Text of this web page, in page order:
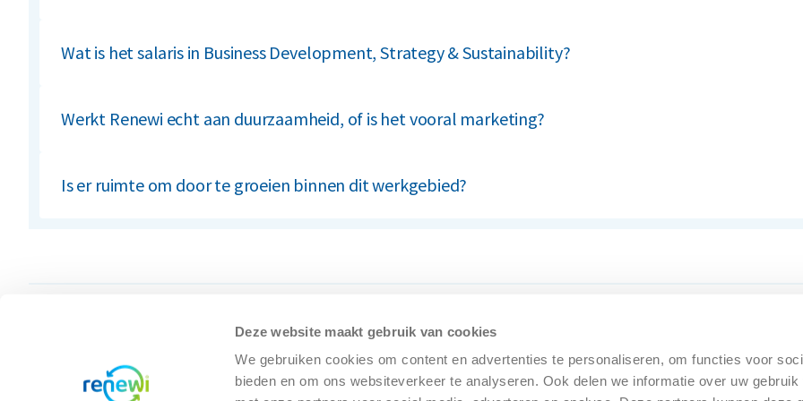
Deze website maakt gebruik van cookies
We gebruiken cookies om content en advertenties te personaliseren, om functies voor
bieden en om ons websiteverkeer te analyseren. Ook delen we informatie over uw
en België.
Wat is het salaris in Business Development, Strategy & Sustainability?
andere rollen binnen dit werkgebied variëren. Raadpleeg de specifieke vacature of de
Werkt Renewi echt aan duurzaamheid, of is het vooral marketing?
neemt deel aan het Science Based Targets initiative en publiceert jaarlijks een duurzaamheidsverslag.
Is er ruimte om door te groeien binnen dit werkgebied?